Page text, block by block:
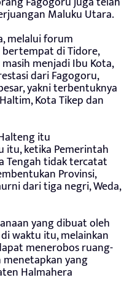
Maluku Utara.
melalui forum
di Tidore,
menjadi Ibu Kota,
dari Fagogoru,
yakni terbentuknya
Kota Tikep dan
itu
itu, ketika Pemerintah
Tengah tidak tercatat
Provinsi,
dari tiga negri, Weda,
yang dibuat oleh
waktu itu, melainkan
menerobos ruang-
yang
Halmahera